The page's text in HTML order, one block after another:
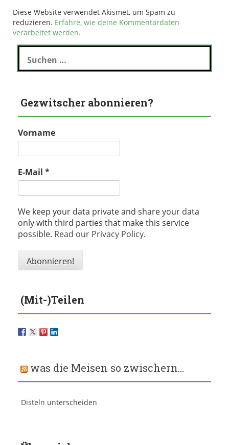
Diese Website verwendet Akismet, um Spam zu
reduzieren. Erfahre, wie deine Kommentardaten
verarbeitet werden.
Suchen
nach:
Gezwitscher abonnieren?
Vorname
E-Mail *
We keep your data private and share your data
only with third parties that make this service
possible. Read our Privacy Policy.
(Mit-)Teilen
was die Meisen so zwischern…
Disteln unterscheiden